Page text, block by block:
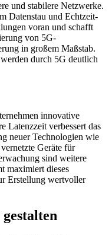
und stabilere Netzwerke.
Datenstau und Echtzeit-
voran und schafft
von 5G-
in großem Maßstab.
durch 5G deutlich
innovative
Latenzzeit verbessert das
neuer Technologien wie
Geräte für
sind weitere
maximiert dieses
Erstellung wertvoller